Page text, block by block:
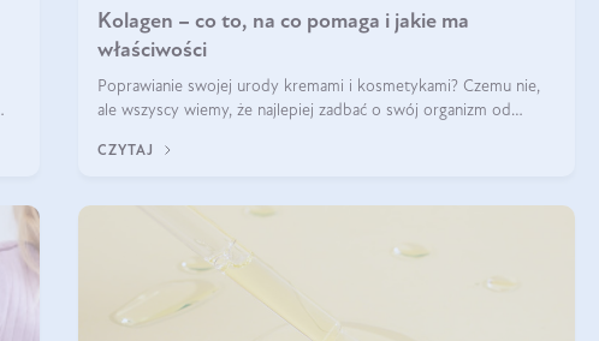
Kolagen – co to, na co pomaga i jakie ma
właściwości
Poprawianie swojej urody kremami i kosmetykami? Czemu nie,
ale wszyscy wiemy, że najlepiej zadbać o swój organizm od
zewnętrzny prezentował się zdrowo i atrakcyjnie. Stosowanie
CZYTAJ